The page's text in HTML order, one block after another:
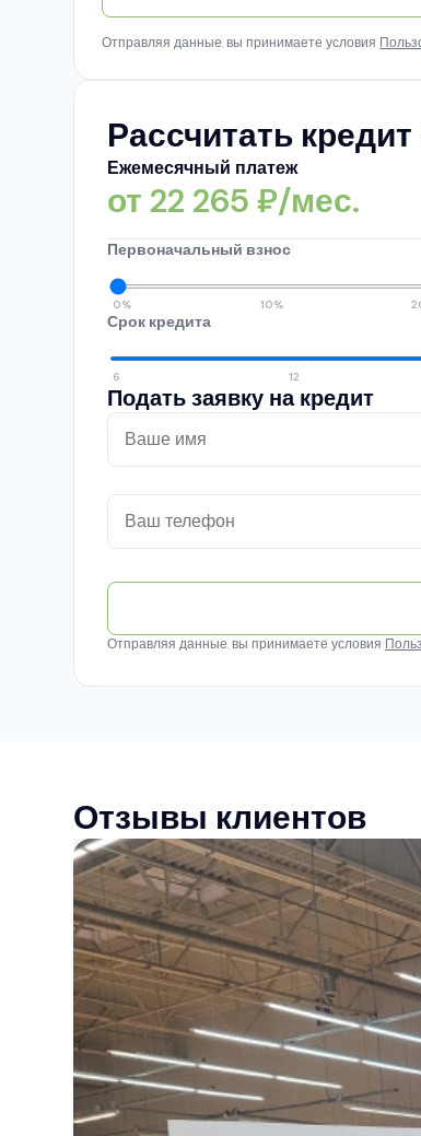
Рассчитать
Ежемесячный платеж
от 22 265 ₽/мес.
Первоначальный взнос
0% 10%
Срок кредита
6 12
Подать заявку на кредит
Отправляя данные, вы принимаете условия
Отправляя данные, вы принимаете условия
Отзывы клиентов